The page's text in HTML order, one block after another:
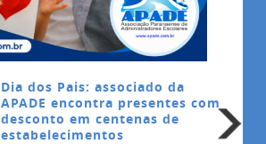
Dia dos Pais: associado da
APADE encontra presentes com
desconto em centenas de
estabelecimentos